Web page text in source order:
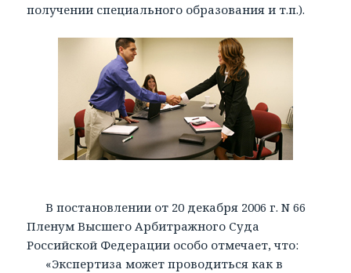
получении специального образования и т.п.).
В постановлении от 20 декабря 2006 г. N 66
Пленум Высшего Арбитражного Суда
Российской Федерации особо отмечает, что:
«Экспертиза может проводиться как в